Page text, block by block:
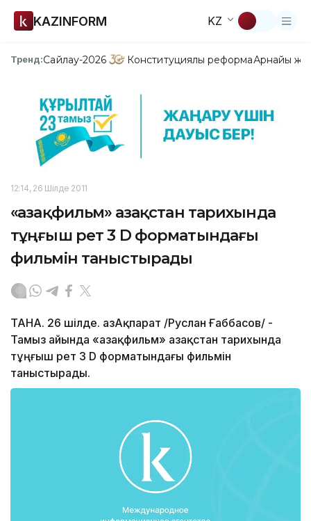
KAZINFORM KZ
Тренд:Сайлау-2026 Конституциялық реформаАрнайы
12:14, 26 Шілде 2011
«Қазақфильм» Қазақстан тарихында
тұңғыш рет 3 D форматындағы
фильмін таныстырады
ТАНА. 26 шілде. ҚазАқпарат /Руслан Ғаббасов/ -
Тамыз айында «Қазақфильм» Қазақстан тарихында
тұңғыш рет 3 D форматындағы фильмін
таныстырады.